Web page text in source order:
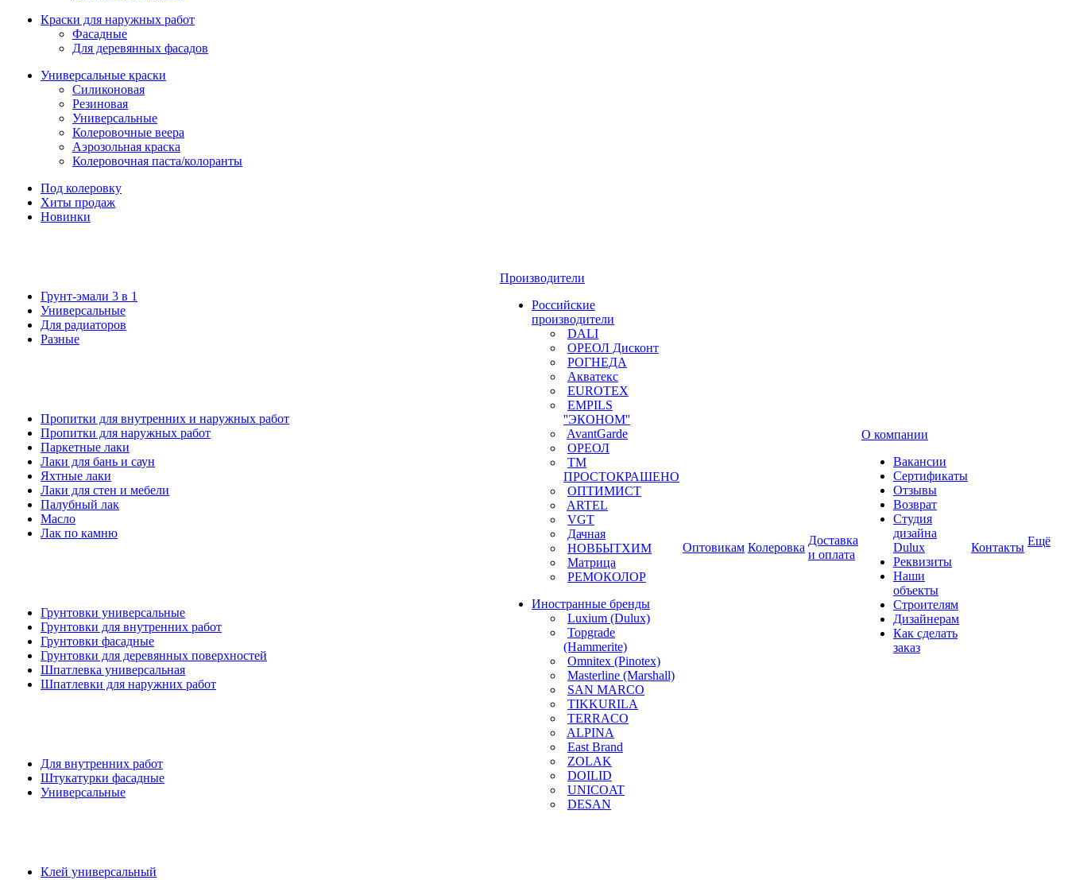
Краски для наружных работ
Фасадные
Для деревянных фасадов
Универсальные краски
Силиконовая
Резиновая
Универсальные
Колеровочные веера
Аэрозольная краска
Колеровочная паста/колоранты
Под колеровку
Хиты продаж
Новинки
Грунт-эмали 3 в 1
Универсальные
Для радиаторов
Разные
Пропитки для внутренних и наружных работ
Пропитки для наружных работ
Паркетные лаки
Лаки для бань и саун
Яхтные лаки
Лаки для стен и мебели
Палубный лак
Масло
Лак по камню
Грунтовки универсальные
Грунтовки для внутренних работ
Грунтовки фасадные
Грунтовки для деревянных поверхностей
Шпатлевка универсальная
Шпатлевки для наружних работ
Для внутренних работ
Штукатурки фасадные
Универсальные
Клей универсальный
Производители
Российские
производители
DALI
ОРЕОЛ Дисконт
РОГНЕДА
Акватекс
EUROTEX
EMPILS
''ЭКОНОМ''
AvantGarde
ОРЕОЛ
ТМ
ПРОСТОКРАШЕНО
ОПТИМИСТ
ARTEL
VGT
Дачная
НОВБЫТХИМ
Матрица
РЕМОКОЛОР
Иностранные бренды
Luxium (Dulux)
Topgrade
(Hammerite)
Omnitex (Pinotex)
Masterline (Marshall)
SAN MARCO
TIKKURILA
TERRACO
ALPINA
East Brand
ZOLAK
DOILID
UNICOAT
DESAN
Оптовикам Колеровка
Доставка
и оплата
О компании
Вакансии
Сертификаты
Отзывы
Возврат
Студия
дизайна
Dulux
Реквизиты
Наши
объекты
Строителям
Дизайнерам
Как сделать
заказ
Контакты Ещё